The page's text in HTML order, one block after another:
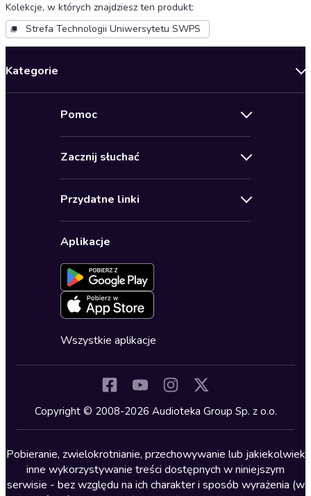
Kolekcje, w których znajdziesz ten produkt:
Strefa Technologii Uniwersytetu SWPS
Kategorie
Biznes, marketing, ekonomia
Dla młodzieży
Kryminały
Lektury szkolne
Literatura anglojęzyczna
Literatura faktu
Pomoc
Pomoc
Ustawienia prywatności
Formularz zgłaszania nielegalnych treści
Deklaracja dostępności
Zacznij słuchać
Karnety
Oferta dla firm i bibliotek
Przydatne linki
Dołącz do newslettera
Blog
Zapowiedzi
Cykle audiobooków
Aplikacje
Wszystkie aplikacje
Copyright © 2008-2026 Audioteka Group Sp. z o.o.
Pobieranie, zwielokrotnianie, przechowywanie lub jakiekolwiek
inne wykorzystywanie treści dostępnych w niniejszym
serwisie - bez względu na ich charakter i sposób wyrażenia (w